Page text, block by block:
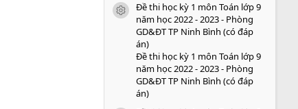
icon tài liệu
Đề thi học kỳ 1 môn Toán lớp 9
năm học 2022 - 2023 - Phòng
GD&ĐT TP Ninh Bình (có đáp
án)
Đề thi học kỳ 1 môn Toán lớp 9
năm học 2022 - 2023 - Phòng
GD&ĐT TP Ninh Bình (có đáp
án)